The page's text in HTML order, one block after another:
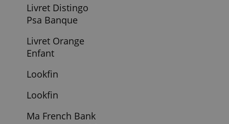
Holvi Grower
Hsbc Premier
Ing Livret A
La Carte Auchan